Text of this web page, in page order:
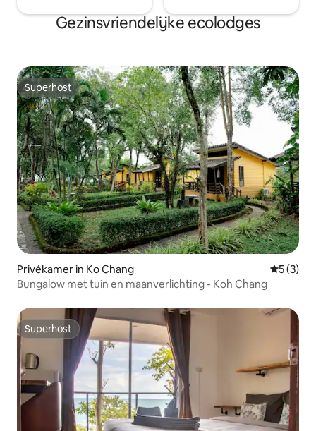
Gezinsvriendelijke ecolodges
Superhost
Superhost
Privékamer in Ko Chang
5 (3)
Bungalow met tuin en maanverlichting - Koh Chang
Superhost
Superhost